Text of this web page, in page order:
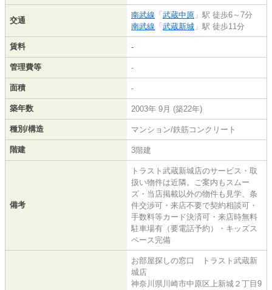
交通
南武線 「 武蔵中原 」駅 徒歩6～7分
南武線 「 武蔵新城 」駅 徒歩11分
賃料 -
管理費等 -
面積 -
築年数 2003年 9月 (築22年)
種別/構造 マンション/鉄筋コンクリート
階建 3階建
備考
トラスト武蔵新城店のサービス・取
扱い物件は近隣。ご案内もスムー
ズ・当店掲載以外の物件も見学、条
件交渉可・来店不要で契約相談可・
手数料等カード決済可・来店時無料
駐車場有（要電話予約）・キッズス
ペース完備
お部屋探しの窓口 トラスト武蔵新
城店
神奈川県川崎市中原区上新城２丁目9